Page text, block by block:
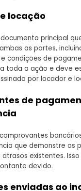
locação
principal
as partes,
condições de
toda a ação e deve
por locador e
de
que demonstre os
existentes.
devido.
enviadas ao